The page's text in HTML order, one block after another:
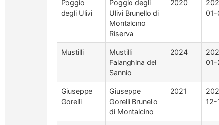
Poggio
degli Ulivi
Poggio degli
Ulivi Brunello di
Montalcino
Riserva
2020
01-
Mustilli
Mustilli
Falanghina del
Sannio
2024
01-
Giuseppe
Gorelli
Giuseppe
Gorelli Brunello
di Montalcino
2021
12-